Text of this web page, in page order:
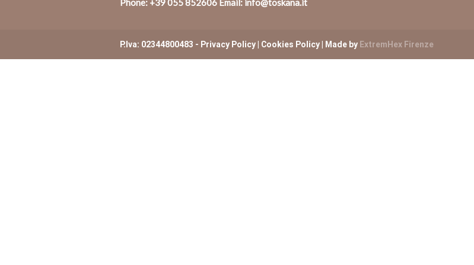
Phone: +39 055 852606Email: info@toskana.it
P.Iva: 02344800483 - Privacy Policy| Cookies Policy| Made by ExtremHex Firenze